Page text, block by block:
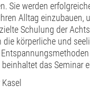
Sie werden
Alltag einzubauen,
Schulung der
körperliche und
das Seminar